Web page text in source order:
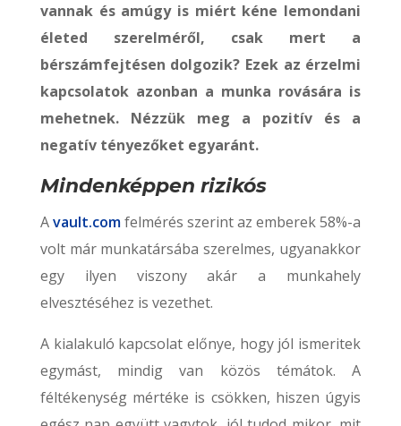
vannak és amúgy is miért kéne lemondani
életed szerelméről, csak mert a
bérszámfejtésen dolgozik? Ezek az érzelmi
kapcsolatok azonban a munka rovására is
mehetnek. Nézzük meg a pozitív és a
negatív tényezőket egyaránt.
Mindenképpen rizikós
Avault.comfelmérés szerint az emberek 58%-a
volt már munkatársába szerelmes, ugyanakkor
egy ilyen viszony akár a munkahely
elvesztéséhez is vezethet.
A kialakuló kapcsolat előnye, hogy jól ismeritek
egymást, mindig van közös témátok. A
féltékenység mértéke is csökken, hiszen úgyis